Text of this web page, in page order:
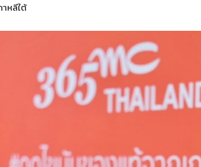
าหลีใต้